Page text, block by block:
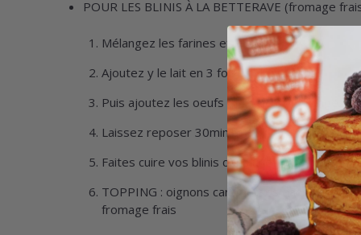
POUR LES BLINIS À LA BETTERAVE (fromage
Mélangez les farines et le sel
Ajoutez y le lait en 3 fois
Puis ajoutez les oeufs et l’huile et mélangez
Laissez reposer 30min à 1h.
Faites cuire vos blinis dans une poêle huilée.
TOPPING : oignons caramélisés dans une
fromage frais